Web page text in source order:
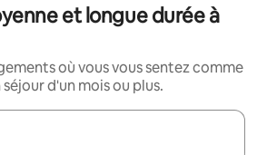
et longue durée à
où vous vous sentez comme
d'un mois ou plus.
s'affichent, utilisez les flèches vers le